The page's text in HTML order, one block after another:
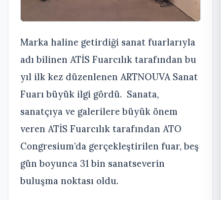
Marka haline getirdiği sanat fuarlarıyla
adı bilinen ATİS Fuarcılık tarafından bu
yıl ilk kez düzenlenen ARTNOUVA Sanat
Fuarı büyük ilgi gördü. Sanata,
sanatçıya ve galerilere büyük önem
veren ATİS Fuarcılık tarafından ATO
Congresium’da gerçekleştirilen fuar, beş
gün boyunca 31 bin sanatseverin
buluşma noktası oldu.